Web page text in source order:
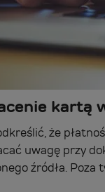
kartą
że
uwagę przy
źródła. Poza